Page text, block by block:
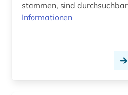
stammen, sind
Informationen